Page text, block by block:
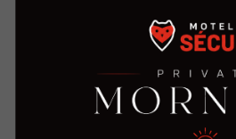
CONTACTOS